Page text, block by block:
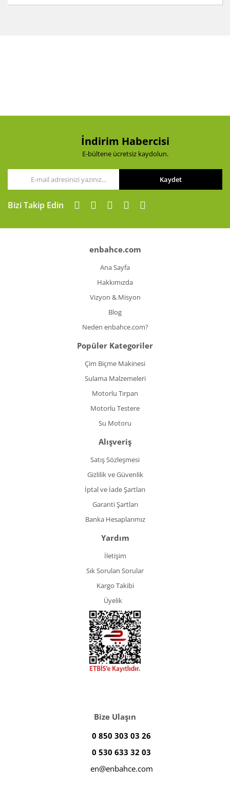
İndirim Habercisi
E-bültene ücretsiz kaydolun.
Kaydet
Bizi Takip Edin
enbahce.com
Ana Sayfa
Hakkımızda
Vizyon & Misyon
Blog
Neden enbahce.com?
Popüler Kategoriler
Çim Biçme Makinesi
Sulama Malzemeleri
Motorlu Tırpan
Motorlu Testere
Su Motoru
Alışveriş
Satış Sözleşmesi
Gizlilik ve Güvenlik
İptal ve İade Şartları
Garanti Şartları
Banka Hesaplarımız
Yardım
İletişim
Sık Sorulan Sorular
Kargo Takibi
Üyelik
Bize Ulaşın
0 850 303 03 26
0 530 633 32 03
en@enbahce.com